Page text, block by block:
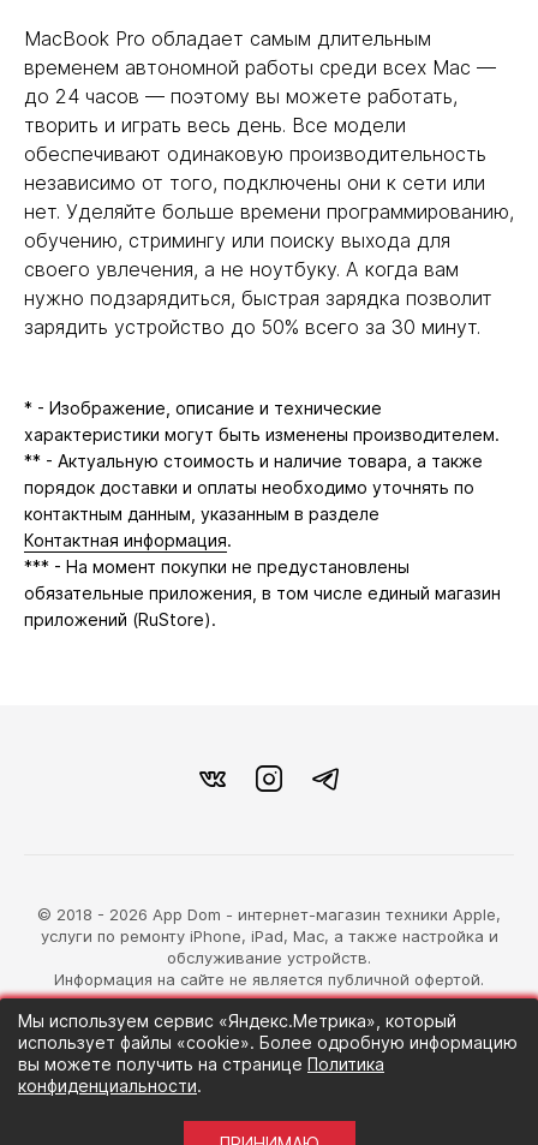
MacBook Pro обладает самым длительным
временем автономной работы среди всех Mac —
до 24 часов — поэтому вы можете работать,
творить и играть весь день. Все модели
обеспечивают одинаковую производительность
независимо от того, подключены они к сети или
нет. Уделяйте больше времени программированию,
обучению, стримингу или поиску выхода для
своего увлечения, а не ноутбуку. А когда вам
нужно подзарядиться, быстрая зарядка позволит
зарядить устройство до 50% всего за 30 минут.
* - Изображение, описание и технические
характеристики могут быть изменены производителем.
** - Актуальную стоимость и наличие товара, а также
порядок доставки и оплаты необходимо уточнять по
контактным данным, указанным в разделе
Контактная информация.
*** - На момент покупки не предустановлены
обязательные приложения, в том числе единый магазин
приложений (RuStore).
© 2018 - 2026 App Dom - интернет-магазин техники Apple,
услуги по ремонту iPhone, iPad, Mac, а также настройка и
обслуживание устройств.
Информация на сайте не является публичной офертой.
разработка магазина
Синий Лев
Мы используем сервис «Яндекс.Метрика», который
использует файлы «cookie». Более одробную информацию
вы можете получить на странице Политика
конфиденциальности.